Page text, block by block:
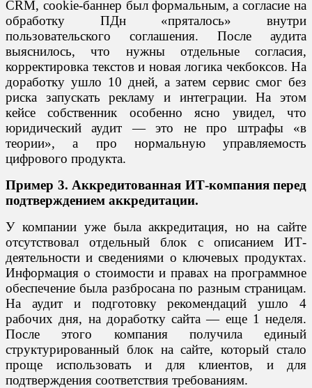
CRM, cookie-баннер был формальным, а согласие на
обработку ПДн «пряталось» внутри
пользовательского соглашения. После аудита
выяснилось, что нужны отдельные согласия,
корректировка текстов и новая логика чекбоксов. На
доработку ушло 10 дней, а затем сервис смог без
риска запускать рекламу и интеграции. На этом
кейсе собственник особенно ясно увидел, что
юридический аудит — это не про штрафы «в
теории», а про нормальную управляемость
цифрового продукта.
Пример 3. Аккредитованная ИТ-компания перед
подтверждением аккредитации.
У компании уже была аккредитация, но на сайте
отсутствовал отдельный блок с описанием ИТ-
деятельности и сведениями о ключевых продуктах.
Информация о стоимости и правах на программное
обеспечение была разбросана по разным страницам.
На аудит и подготовку рекомендаций ушло 4
рабочих дня, на доработку сайта — еще 1 неделя.
После этого компания получила единый
структурированный блок на сайте, который стало
проще использовать и для клиентов, и для
подтверждения соответствия требованиям.